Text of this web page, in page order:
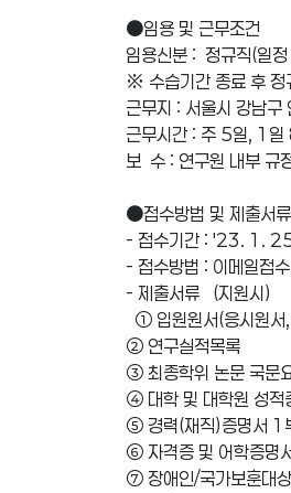
●임용 및 근무조건
임용신분 : 정규직(일
※ 수습기간 종료 후 정
근무지 : 서울시 강남
근무시간 : 주 5일, 1일
보 수 : 연구원 내부 규
●접수방법 및 제출서류
- 접수기간 : ′23. 1.
- 접수방법 : 이메일
- 제출서류 (지원시)
① 입원원서(응시원서,
② 연구실적목록
③ 최종학위 논문 국문
④ 대학 및 대학원 성적
⑤ 경력(재직)증명서 1
⑥ 자격증 및 어학증명
⑦ 장애인/국가보훈대